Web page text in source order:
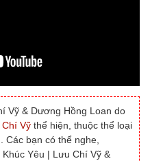
Vỹ & Dương Hồng Loan do
Vỹ thể hiện, thuộc thể loại
bạn có thể nghe,
Yêu | Lưu Chí Vỹ &